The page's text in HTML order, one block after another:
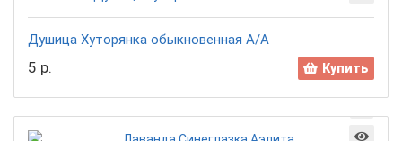
Душица Хуторянка обыкновенная А/А
5 р. Купить